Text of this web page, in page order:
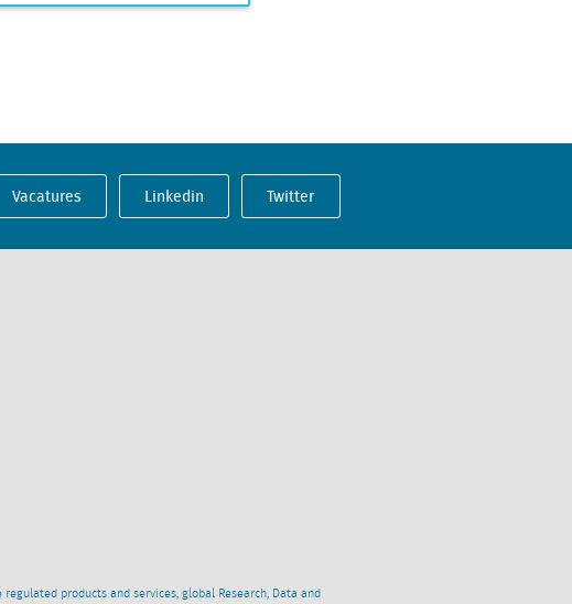
Vacatures Linkedin Twitter
products and services, global Research, Data and